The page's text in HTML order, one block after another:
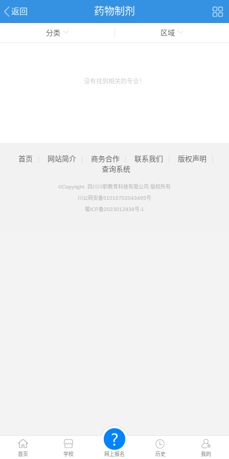
返回 药物制剂
首页 学校 网上报名 历史 我的
分类 区域
没有找到相关的专业！
首页 网站简介 商务合作 联系我们 版权声明
查询系统
©Copyright 四川川职教育科技有限公司 版权所有
川公网安备51010702043495号
蜀ICP备2023012938号-1